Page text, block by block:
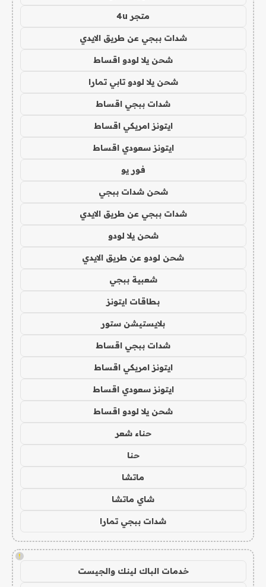
متجر 4u
شدات ببجي عن طريق الايدي
شحن يلا لودو اقساط
شحن يلا لودو تابي تمارا
شدات ببجي اقساط
ايتونز امريكي اقساط
ايتونز سعودي اقساط
فور يو
شحن شدات ببجي
شدات ببجي عن طريق الايدي
شحن يلا لودو
شحن لودو عن طريق الايدي
شعبية ببجي
بطاقات ايتونز
بلايستيشن ستور
شدات ببجي اقساط
ايتونز امريكي اقساط
ايتونز سعودي اقساط
شحن يلا لودو اقساط
حناء شعر
حنا
ماتشا
شاي ماتشا
شدات ببجي تمارا
!
خدمات الباك لينك والجيست